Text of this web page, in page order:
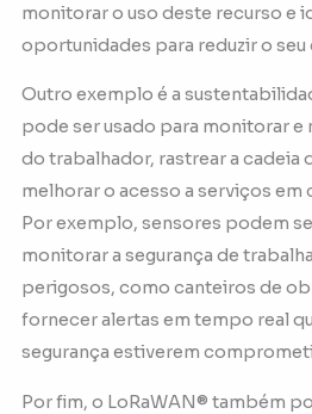
monitorar o uso deste recurso e
oportunidades para reduzir o seu
Outro exemplo é a
pode ser usado para monitorar e
do trabalhador, rastrear a cadeia
melhorar o acesso a serviços em
Por exemplo, sensores podem
monitorar a segurança de
perigosos, como canteiros de
fornecer alertas em tempo real
segurança estiverem
Por fim, o LoRaWAN® também